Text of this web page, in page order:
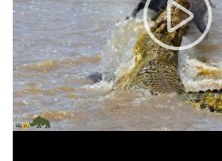
Play
Video